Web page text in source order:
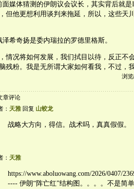
面媒体猜测的伊朗议会议长，其实背后就
但他更想利用谈判来拖延，所以，这些天
泽希奇扬是委内瑞拉的罗德里格斯。
情况将如何发展，我们拭目以待，反正不
残粉。我是无所谓大家如何看我，不过，
浏
章评论
： 天雅回复 山蛟龙
战略大方向，得信。战术吗，真真假假。
： 天雅
https://www.aboluowang.com/2026/0407/
---- 伊朗“阵亡红”结构图。。。。不是简